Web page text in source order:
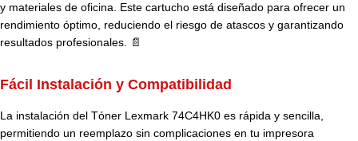
y materiales de oficina. Este cartucho está diseñado para ofrecer un
rendimiento óptimo, reduciendo el riesgo de atascos y garantizando
resultados profesionales. 📄
Fácil Instalación y Compatibilidad
La instalación del Tóner Lexmark 74C4HK0 es rápida y sencilla,
permitiendo un reemplazo sin complicaciones en tu impresora